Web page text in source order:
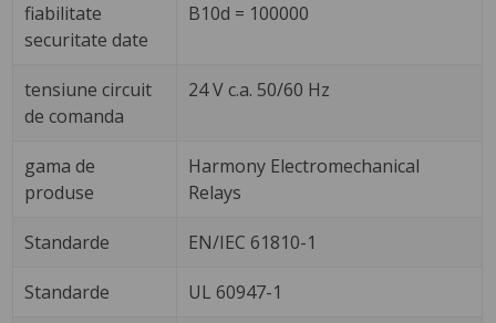
fiabilitate
securitate date
B10d = 100000
tensiune circuit
de comanda
24 V c.a. 50/60 Hz
gama de
produse
Harmony Electromechanical
Relays
Standarde EN/IEC 61810-1
Standarde UL 60947-1